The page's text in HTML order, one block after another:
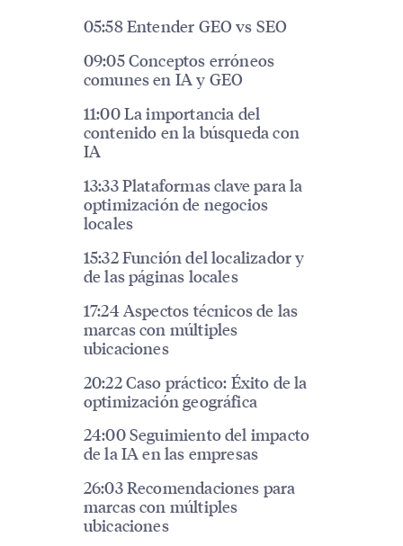
05:58 Entender GEO vs SEO
09:05 Conceptos erróneos
comunes en IA y GEO
11:00 La importancia del
contenido en la búsqueda con
IA
13:33 Plataformas clave para la
optimización de negocios
locales
15:32 Función del localizador y
de las páginas locales
17:24 Aspectos técnicos de las
marcas con múltiples
ubicaciones
20:22 Caso práctico: Éxito de la
optimización geográfica
24:00 Seguimiento del impacto
de la IA en las empresas
26:03 Recomendaciones para
marcas con múltiples
ubicaciones